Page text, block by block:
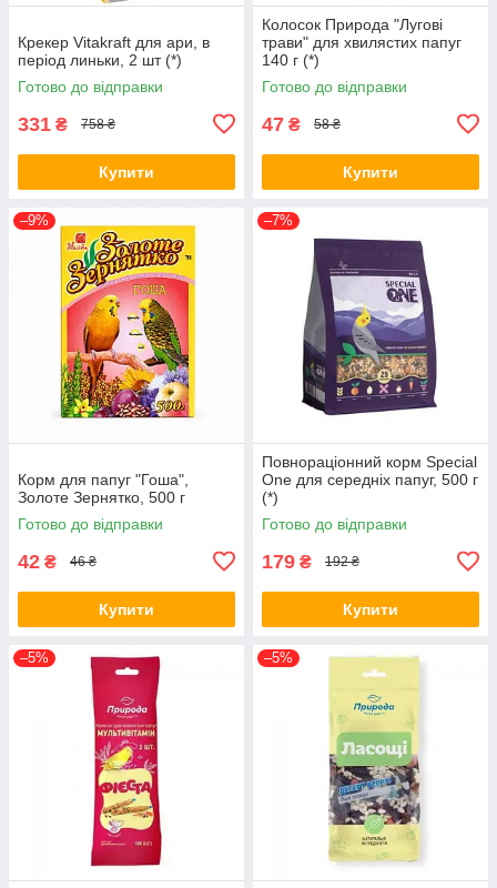
Крекер Vitakraft для ари, в
період линьки, 2 шт (*)
Готово до відправки
331 ₴ 758 ₴
Купити
Колосок Природа "Лугові
трави" для хвилястих папуг
140 г (*)
Готово до відправки
47 ₴ 58 ₴
Купити
–9%
Корм для папуг "Гоша",
Золоте Зернятко, 500 г
Готово до відправки
42 ₴ 46 ₴
Купити
–7%
Повнораціонний корм Speciаl
One для середніх папуг, 500 г
(*)
Готово до відправки
179 ₴ 192 ₴
Купити
–5% –5%